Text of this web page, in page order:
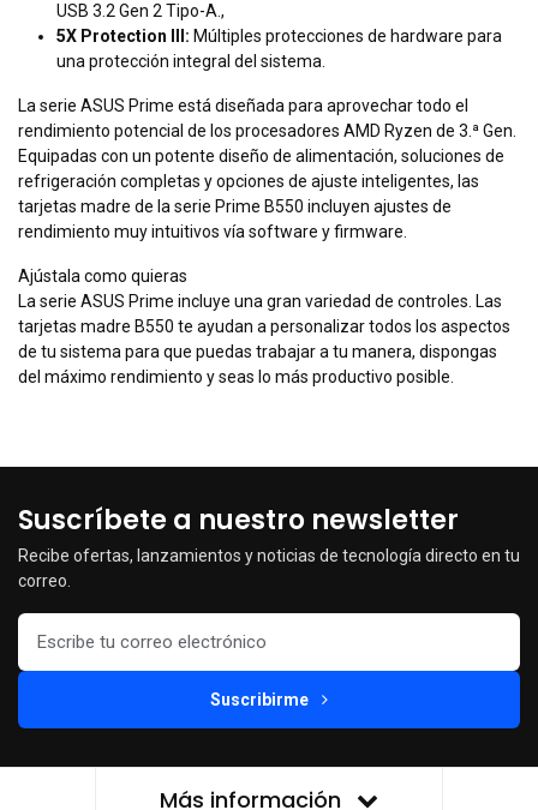
USB 3.2 Gen 2 Tipo-A.,
5X Protection III: Múltiples protecciones de hardware para
una protección integral del sistema.
La serie ASUS Prime está diseñada para aprovechar todo el
rendimiento potencial de los procesadores AMD Ryzen de 3.ª Gen.
Equipadas con un potente diseño de alimentación, soluciones de
refrigeración completas y opciones de ajuste inteligentes, las
tarjetas madre de la serie Prime B550 incluyen ajustes de
rendimiento muy intuitivos vía software y firmware.
Ajústala como quieras
La serie ASUS Prime incluye una gran variedad de controles. Las
tarjetas madre B550 te ayudan a personalizar todos los aspectos
de tu sistema para que puedas trabajar a tu manera, dispongas
del máximo rendimiento y seas lo más productivo posible.
Suscríbete a nuestro newsletter
Recibe ofertas, lanzamientos y noticias de tecnología directo en tu
correo.
Suscribirme
Más información